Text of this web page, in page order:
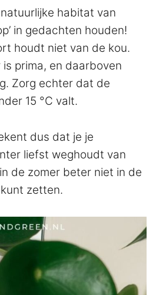
habitat van
in gedachten houden!
houdt niet van de kou.
prima, en daarboven
Zorg echter dat de
15 °C valt.
dus dat je je
liefst weghoudt van
de zomer beter niet in de
zetten.